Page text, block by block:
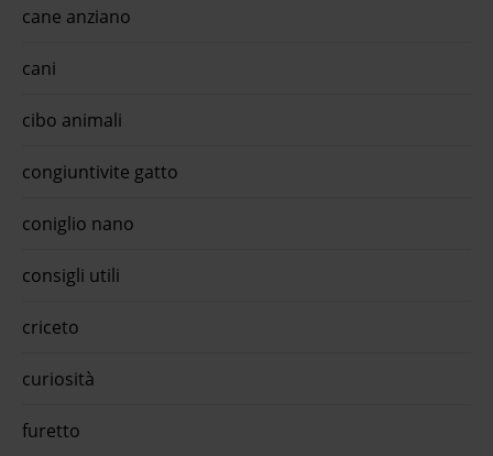
cane anziano
cani
cibo animali
congiuntivite gatto
coniglio nano
consigli utili
criceto
curiosità
furetto